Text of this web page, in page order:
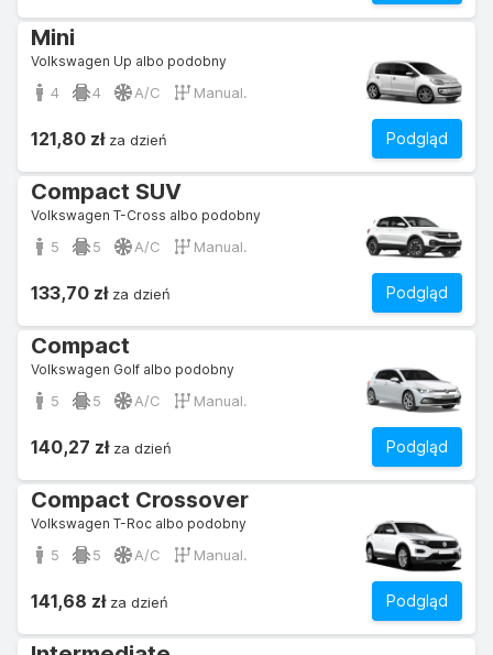
Mini
Volkswagen Up albo podobny
4 4 A/C Manual.
Podgląd
121,80 złza dzień
Compact SUV
Volkswagen T-Cross albo podobny
5 5 A/C Manual.
Podgląd
133,70 złza dzień
Compact
Volkswagen Golf albo podobny
5 5 A/C Manual.
Podgląd
140,27 złza dzień
Compact Crossover
Volkswagen T-Roc albo podobny
5 5 A/C Manual.
Podgląd
141,68 złza dzień